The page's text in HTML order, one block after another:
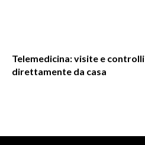
Telemedicina: visite e controlli
direttamente da casa